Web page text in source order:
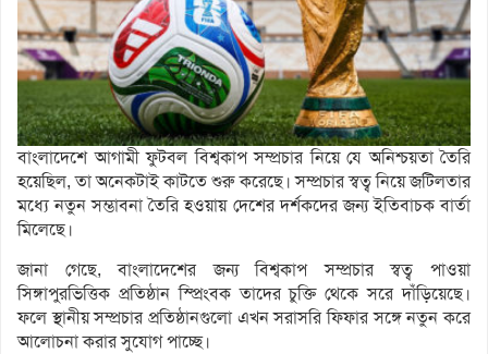
বাংলাদেশে আগামী ফুটবল বিশ্বকাপ সম্প্রচার নিয়ে যে অনিশ্চয়তা তৈরি
হয়েছিল, তা অনেকটাই কাটতে শুরু করেছে। সম্প্রচার স্বত্ব নিয়ে জটিলতার
মধ্যে নতুন সম্ভাবনা তৈরি হওয়ায় দেশের দর্শকদের জন্য ইতিবাচক বার্তা
মিলেছে।
জানা গেছে, বাংলাদেশের জন্য বিশ্বকাপ সম্প্রচার স্বত্ব পাওয়া
সিঙ্গাপুরভিত্তিক প্রতিষ্ঠান স্প্রিংবক তাদের চুক্তি থেকে সরে দাঁড়িয়েছে।
ফলে স্থানীয় সম্প্রচার প্রতিষ্ঠানগুলো এখন সরাসরি ফিফার সঙ্গে নতুন করে
আলোচনা করার সুযোগ পাচ্ছে।